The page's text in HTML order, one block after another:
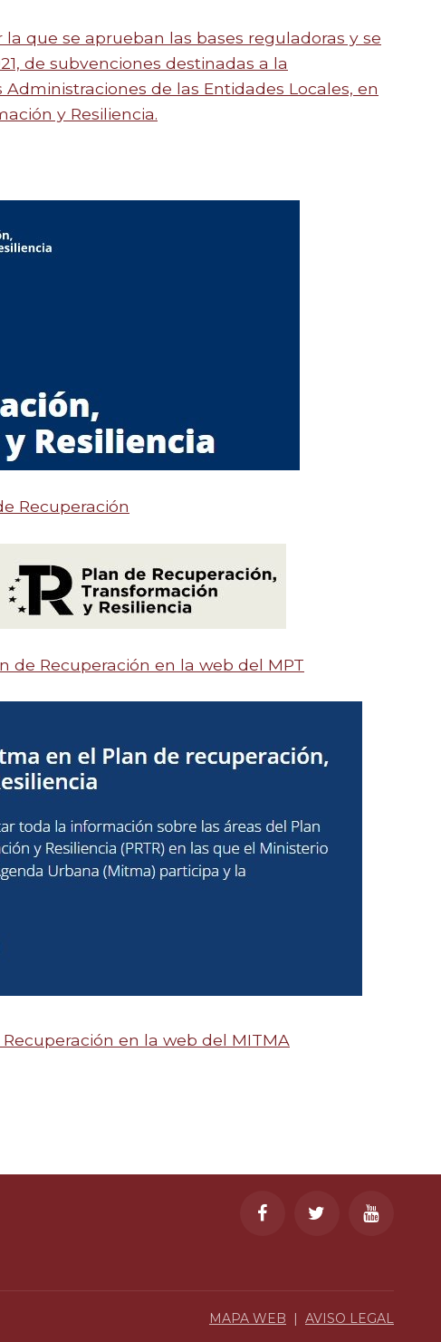
que se aprueban las bases reguladoras y se
de subvenciones destinadas a la
de las Entidades Locales, en
y Resiliencia.
Recuperación
de Recuperación en la web del MPT
en la web del MITMA
MAPA WEB | AVISO LEGAL